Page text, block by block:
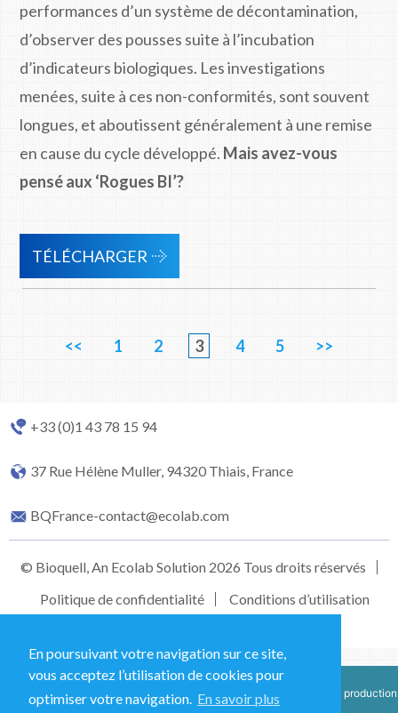
En poursuivant votre navigation sur ce site,
vous acceptez l’utilisation de cookies pour
optimiser votre navigation. En savoir plus
performances d’un système de décontamination,
d’observer des pousses suite à l’incubation
d’indicateurs biologiques. Les investigations
menées, suite à ces non-conformités, sont souvent
longues, et aboutissent généralement à une remise
en cause du cycle développé. Mais avez-vous
pensé aux ‘Rogues BI’?
TÉLÉCHARGER
<< 1 2 3 4 5 >>
+33 (0)1 43 78 15 94
37 Rue Hélène Muller, 94320 Thiais, France
BQFrance-contact@ecolab.com
© Bioquell, An Ecolab Solution 2026 Tous droits réservés
Politique de confidentialité
Conditions d’utilisation
This site is registered on wpml.orgas a development site. Switch to a production
site key to
remove this banner.